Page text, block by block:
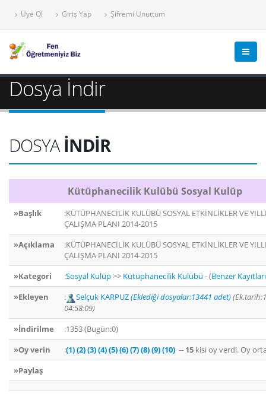
Üye Ol Giriş Yap Şifremi Unuttum
Dosya İndir
DOSYAİNDİR
Kütüphanecilik Kulübü Sosyal Kulüp
»Başlık
:KÜTÜPHANECİLİK KULÜBÜ SOSYAL ETKİNLİKLER VE
ÇALIŞMA PLANI 2014-2015
»Açıklama
:KÜTÜPHANECİLİK KULÜBÜ SOSYAL ETKİNLİKLER VE
ÇALIŞMA PLANI 2014-2015
»Kategori
:Sosyal Kulüp>> Kütüphanecilik Kulübü - (Benzer
»Ekleyen
: Selçuk KARPUZ(Eklediği dosyalar:13441 adet)
04:58:09)
»İndirilme
:1353 (Bugün:0)
»Oy verin
:(1)(2)(3)(4)(5)(6)(7)(8)(9)(10) -- 15 kisi oy verdi. Oy
»Paylaş